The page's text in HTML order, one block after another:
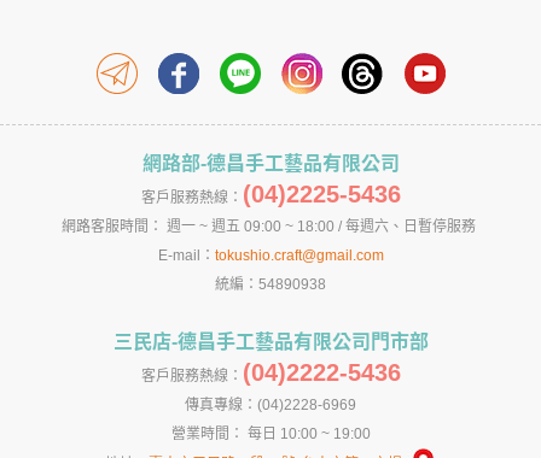
網路部-德昌手工藝品有限公司
客戶服務熱線： (04)2225-5436
網路客服時間： 週一 ~ 週五 09:00 ~ 18:00 / 每週六、日暫停服務
E-mail： tokushio.craft@gmail.com
統編：54890938
三民店-德昌手工藝品有限公司門市部
客戶服務熱線： (04)2222-5436
傳真專線：(04)2228-6969
營業時間： 每日 10:00 ~ 19:00